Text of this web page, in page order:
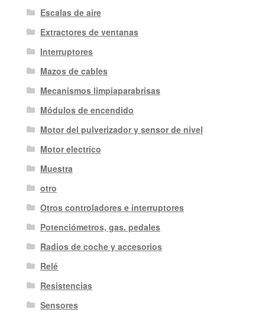
Escalas de aire
Extractores de ventanas
Interruptores
Mazos de cables
Mecanismos limpiaparabrisas
Módulos de encendido
Motor del pulverizador y sensor de nivel
Motor electrico
Muestra
otro
Otros controladores e interruptores
Potenciómetros, gas. pedales
Radios de coche y accesorios
Relé
Resistencias
Sensores